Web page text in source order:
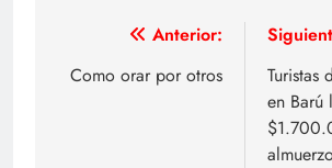
Navegación
de
Anterior:
Como orar por otros
Turistas
en Barú